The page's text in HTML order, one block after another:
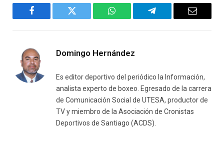
Facebook Twitter WhatsAppTelegram Email
Domingo Hernández
Es editor deportivo del periódico la Información,
analista experto de boxeo. Egresado de la carrera
de Comunicación Social de UTESA, productor de
TV y miembro de la Asociación de Cronistas
Deportivos de Santiago (ACDS).